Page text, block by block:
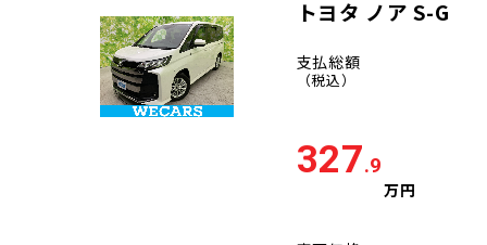
トヨタ ノア S-G
支払総額
（税込）
327.9
万円